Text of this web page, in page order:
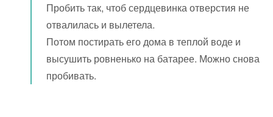
Пробить так, чтоб сердцевинка отверстия не
отвалилась и вылетела.
Потом постирать его дома в теплой воде и
высушить ровненько на батарее. Можно снова
пробивать.